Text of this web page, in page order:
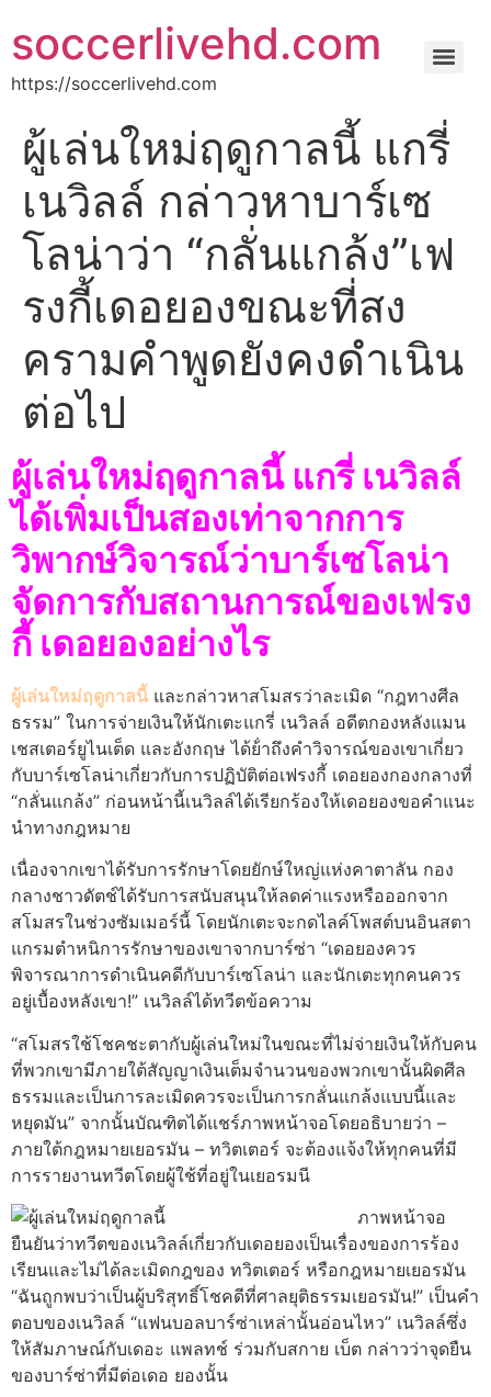
soccerlivehd.com
https://soccerlivehd.com
ผู้เล่นใหม่ฤดูกาลนี้ แกรี่
เนวิลล์ กล่าวหาบาร์เซ
โลน่าว่า “กลั่นแกล้ง”เฟ
รงกี้เดอยองขณะที่สง
ครามคําพูดยังคงดําเนิน
ต่อไป
ผู้เล่นใหม่ฤดูกาลนี้ แกรี่ เนวิลล์
ได้เพิ่มเป็นสองเท่าจากการ
วิพากษ์วิจารณ์ว่าบาร์เซโลน่า
จัดการกับสถานการณ์ของเฟรง
กี้ เดอยองอย่างไร
ผู้เล่นใหม่ฤดูกาลนี้ และกล่าวหาสโมสรว่าละเมิด “กฎทางศีล
ธรรม” ในการจ่ายเงินให้นักเตะแกรี่ เนวิลล์ อดีตกองหลังแมน
เชสเตอร์ยูไนเต็ด และอังกฤษ ได้ย้ําถึงคําวิจารณ์ของเขาเกี่ยว
กับบาร์เซโลน่าเกี่ยวกับการปฏิบัติต่อเฟรงกี้ เดอยองกองกลางที่
“กลั่นแกล้ง” ก่อนหน้านี้เนวิลล์ได้เรียกร้องให้เดอยองขอคําแนะ
นําทางกฎหมาย
เนื่องจากเขาได้รับการรักษาโดยยักษ์ใหญ่แห่งคาตาลัน กอง
กลางชาวดัตช์ได้รับการสนับสนุนให้ลดค่าแรงหรือออกจาก
สโมสรในช่วงซัมเมอร์นี้ โดยนักเตะจะกดไลค์โพสต์บนอินสตา
แกรมตําหนิการรักษาของเขาจากบาร์ซ่า “เดอยองควร
พิจารณาการดําเนินคดีกับบาร์เซโลน่า และนักเตะทุกคนควร
อยู่เบื้องหลังเขา!” เนวิลล์ได้ทวีตข้อความ
“สโมสรใช้โชคชะตากับผู้เล่นใหม่ในขณะที่ไม่จ่ายเงินให้กับคน
ที่พวกเขามีภายใต้สัญญาเงินเต็มจํานวนของพวกเขานั้นผิดศีล
ธรรมและเป็นการละเมิดควรจะเป็นการกลั่นแกล้งแบบนี้และ
หยุดมัน” จากนั้นบัณฑิตได้แชร์ภาพหน้าจอโดยอธิบายว่า –
ภายใต้กฎหมายเยอรมัน – ทวิตเตอร์ จะต้องแจ้งให้ทุกคนที่มี
การรายงานทวีตโดยผู้ใช้ที่อยู่ในเยอรมนี
ภาพหน้าจอ
ยืนยันว่าทวีตของเนวิลล์เกี่ยวกับเดอยองเป็นเรื่องของการร้อง
เรียนและไม่ได้ละเมิดกฎของ ทวิตเตอร์ หรือกฎหมายเยอรมัน
“ฉันถูกพบว่าเป็นผู้บริสุทธิ์โชคดีที่ศาลยุติธรรมเยอรมัน!” เป็นคํา
ตอบของเนวิลล์ “แฟนบอลบาร์ซ่าเหล่านั้นอ่อนไหว” เนวิลล์ซึ่ง
ให้สัมภาษณ์กับเดอะ แพลทช์ ร่วมกับสกาย เบ็ต กล่าวว่าจุดยืน
ของบาร์ซ่าที่มีต่อเดอ ยองนั้น